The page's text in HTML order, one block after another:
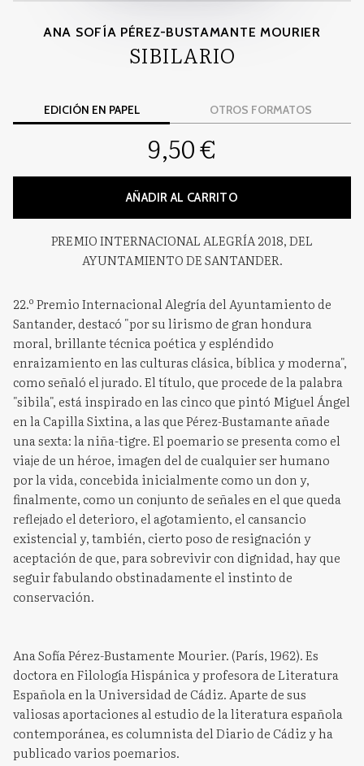
ANA SOFÍA PÉREZ-BUSTAMANTE MOURIER
SIBILARIO
EDICIÓN EN PAPEL OTROS FORMATOS
9,50 €
AÑADIR AL CARRITO
PREMIO INTERNACIONAL ALEGRÍA 2018, DEL
AYUNTAMIENTO DE SANTANDER.
22.º Premio Internacional Alegría del Ayuntamiento de
Santander, destacó "por su lirismo de gran hondura
moral, brillante técnica poética y espléndido
enraizamiento en las culturas clásica, bíblica y moderna",
como señaló el jurado. El título, que procede de la palabra
"sibila", está inspirado en las cinco que pintó Miguel Ángel
en la Capilla Sixtina, a las que Pérez-Bustamante añade
una sexta: la niña-tigre. El poemario se presenta como el
viaje de un héroe, imagen del de cualquier ser humano
por la vida, concebida inicialmente como un don y,
finalmente, como un conjunto de señales en el que queda
reflejado el deterioro, el agotamiento, el cansancio
existencial y, también, cierto poso de resignación y
aceptación de que, para sobrevivir con dignidad, hay que
seguir fabulando obstinadamente el instinto de
conservación.
Ana Sofía Pérez-Bustamente Mourier. (París, 1962). Es
doctora en Filología Hispánica y profesora de Literatura
Española en la Universidad de Cádiz. Aparte de sus
valiosas aportaciones al estudio de la literatura española
contemporánea, es columnista del Diario de Cádiz y ha
publicado varios poemarios.